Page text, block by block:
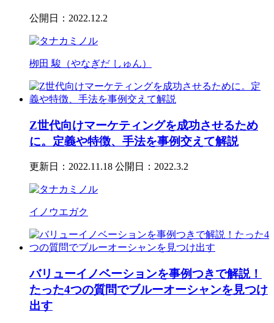
公開日：2022.12.2
栁田 駿（やなぎだ しゅん）
Z世代向けマーケティングを成功させるため
に。定義や特徴、手法を事例交えて解説
更新日：2022.11.18 公開日：2022.3.2
イノウエガク
バリューイノベーションを事例つきで解説！
たった4つの質問でブルーオーシャンを見つけ
出す